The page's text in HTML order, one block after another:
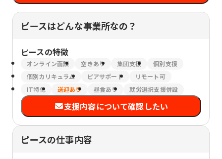
ピースはどんな事業所なの？
ピースの特徴
オンライン面談 空きあり 集団支援
個別支援
個別カリキュラム
ピアサポート
リモート可
IT特化
送迎あり 昼食あり 就労選択支援併設
支援内容について確認したい
ピースの仕事内容